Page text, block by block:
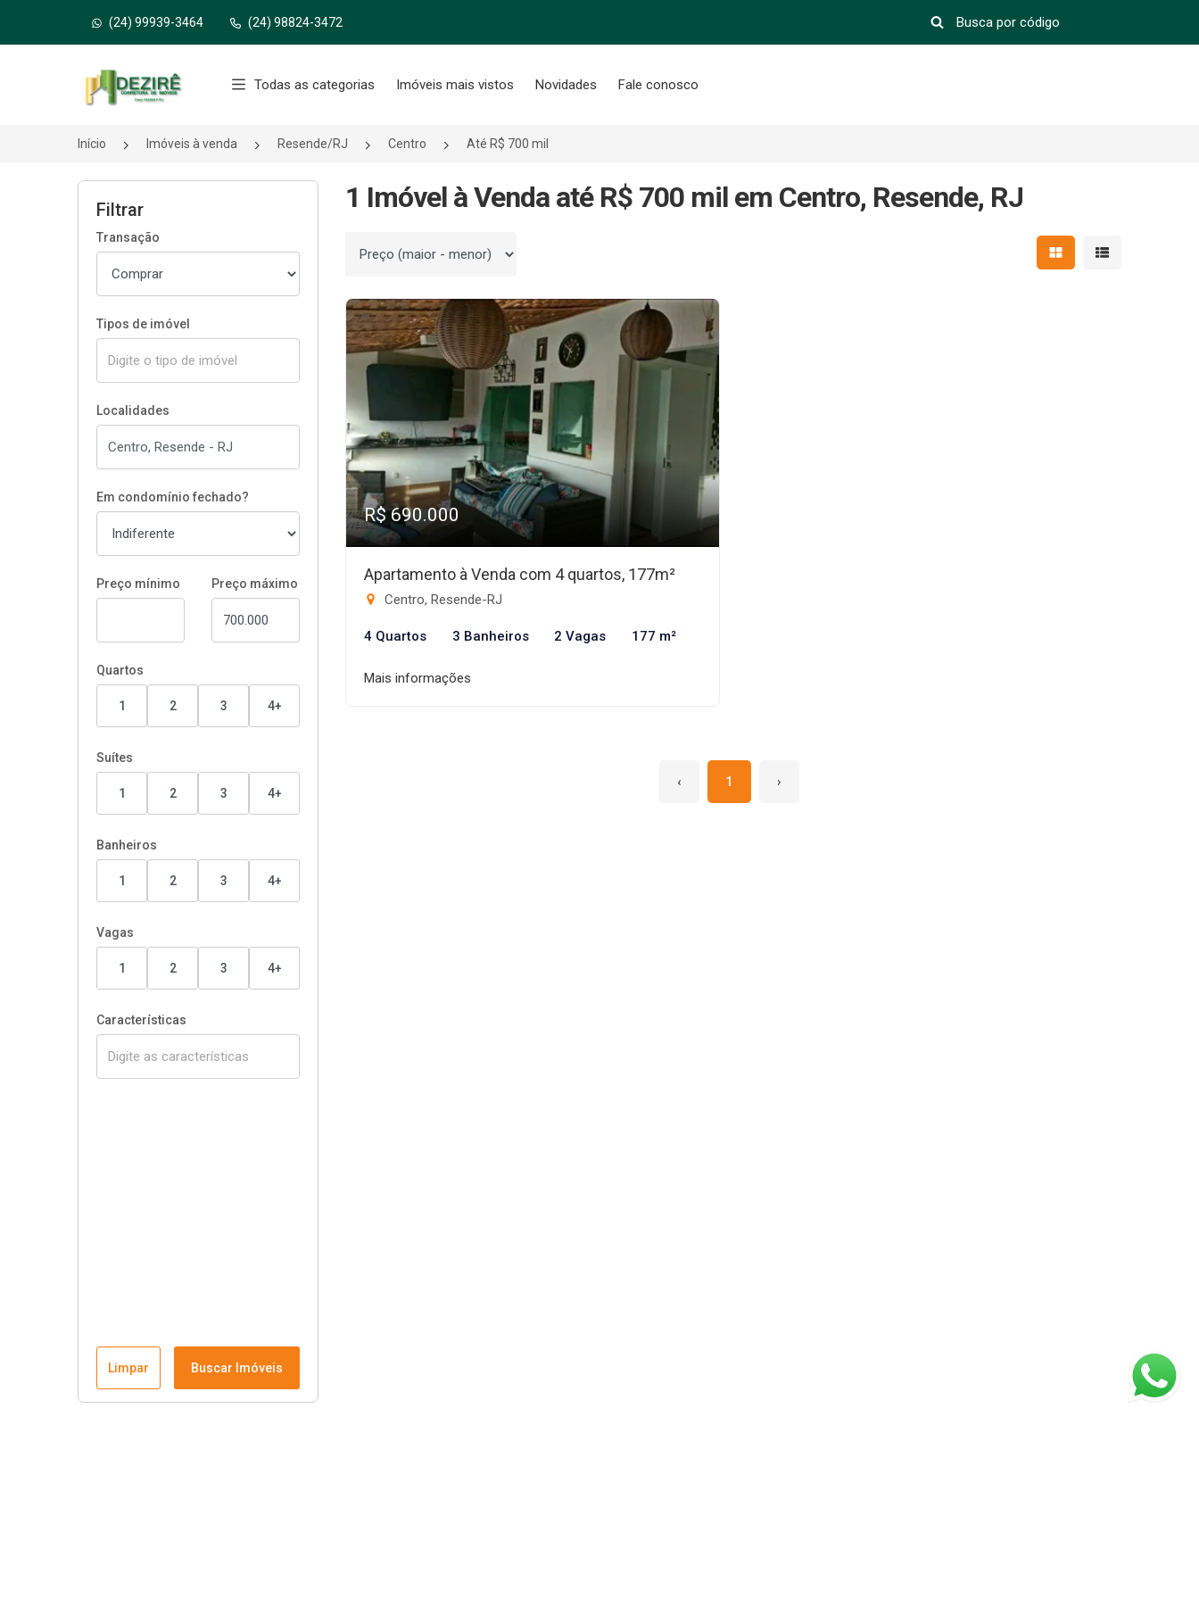
(24) 99939-3464 (24) 98824-3472
Página inicial
Todas as categorias Imóveis mais vistos Novidades Fale conosco
Início Imóveis à venda Resende/RJ Centro Até R$ 700 mil
Filtrar
Transação
Tipos de imóvel
Localidades
Em condomínio fechado?
Preço mínimo Preço máximo
Quartos
1 2 3 4+
Suítes
1 2 3 4+
Banheiros
1 2 3 4+
Vagas
1 2 3 4+
Características
Limpar Buscar Imóveis
1 Imóvel à Venda até R$ 700 mil em Centro, Resende, RJ
Ordenar por Mostrar resultados em
Mostrar
R$ 690.000
Apartamento à Venda com 4 quartos, 177m²
Centro, Resende-RJ
4 Quartos 3 Banheiros 2 Vagas 177 m²
Mais informações
‹ 1 ›